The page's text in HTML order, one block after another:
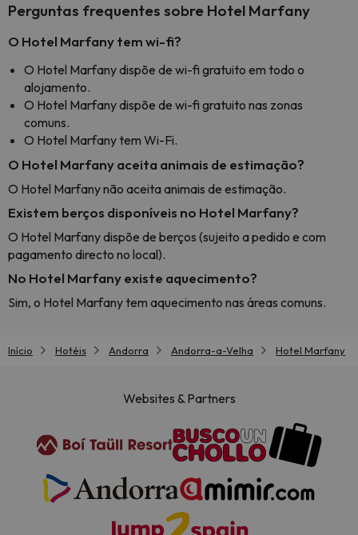
Perguntas frequentes sobre Hotel Marfany
O Hotel Marfany tem wi-fi?
O Hotel Marfany dispõe de wi-fi gratuito em todo o
alojamento.
O Hotel Marfany dispõe de wi-fi gratuito nas zonas
comuns.
O Hotel Marfany tem Wi-Fi.
O Hotel Marfany aceita animais de estimação?
O Hotel Marfany não aceita animais de estimação.
Existem berços disponíveis no Hotel Marfany?
O Hotel Marfany dispõe de berços (sujeito a pedido e com
pagamento directo no local).
No Hotel Marfany existe aquecimento?
Sim, o Hotel Marfany tem aquecimento nas áreas comuns.
Início Hotéis Andorra Andorra-a-Velha Hotel Marfany
Websites & Partners